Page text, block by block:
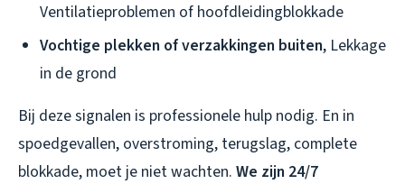
Ventilatieproblemen of hoofdleidingblokkade
Vochtige plekken of verzakkingen buiten, Lekkage
in de grond
Bij deze signalen is professionele hulp nodig. En in
spoedgevallen, overstroming, terugslag, complete
blokkade, moet je niet wachten. We zijn 24/7